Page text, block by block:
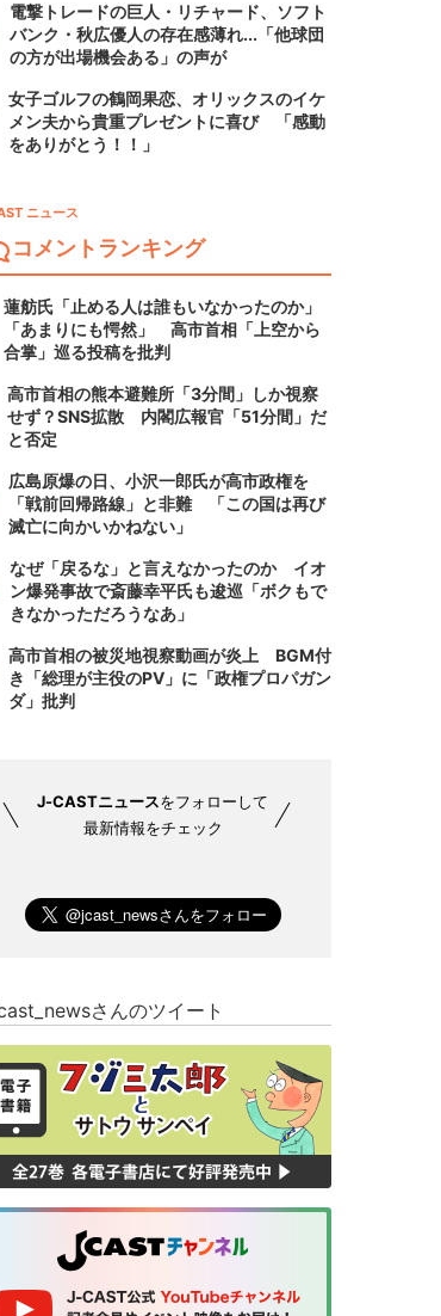
電撃トレードの巨人・リチャード、ソフト
バンク・秋広優人の存在感薄れ...「他球団
の方が出場機会ある」の声が
女子ゴルフの鶴岡果恋、オリックスのイケ
メン夫から貴重プレゼントに喜び 「感動
をありがとう！！」
ニュース
コメントランキング
蓮舫氏「止める人は誰もいなかったのか」
「あまりにも愕然」 高市首相「上空から
合掌」巡る投稿を批判
高市首相の熊本避難所「3分間」しか視察
せず？SNS拡散 内閣広報官「51分間」だ
と否定
広島原爆の日、小沢一郎氏が高市政権を
「戦前回帰路線」と非難 「この国は再び
滅亡に向かいかねない」
なぜ「戻るな」と言えなかったのか イオ
ン爆発事故で斎藤幸平氏も逡巡「ボクもで
きなかっただろうなあ」
高市首相の被災地視察動画が炎上 BGM付
き「総理が主役のPV」に「政権プロパガン
ダ」批判
J-CASTニュースをフォローして
最新情報をチェック
さんのツイート